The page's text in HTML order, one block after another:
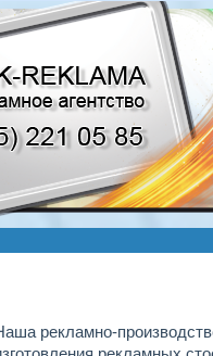
рекламно-